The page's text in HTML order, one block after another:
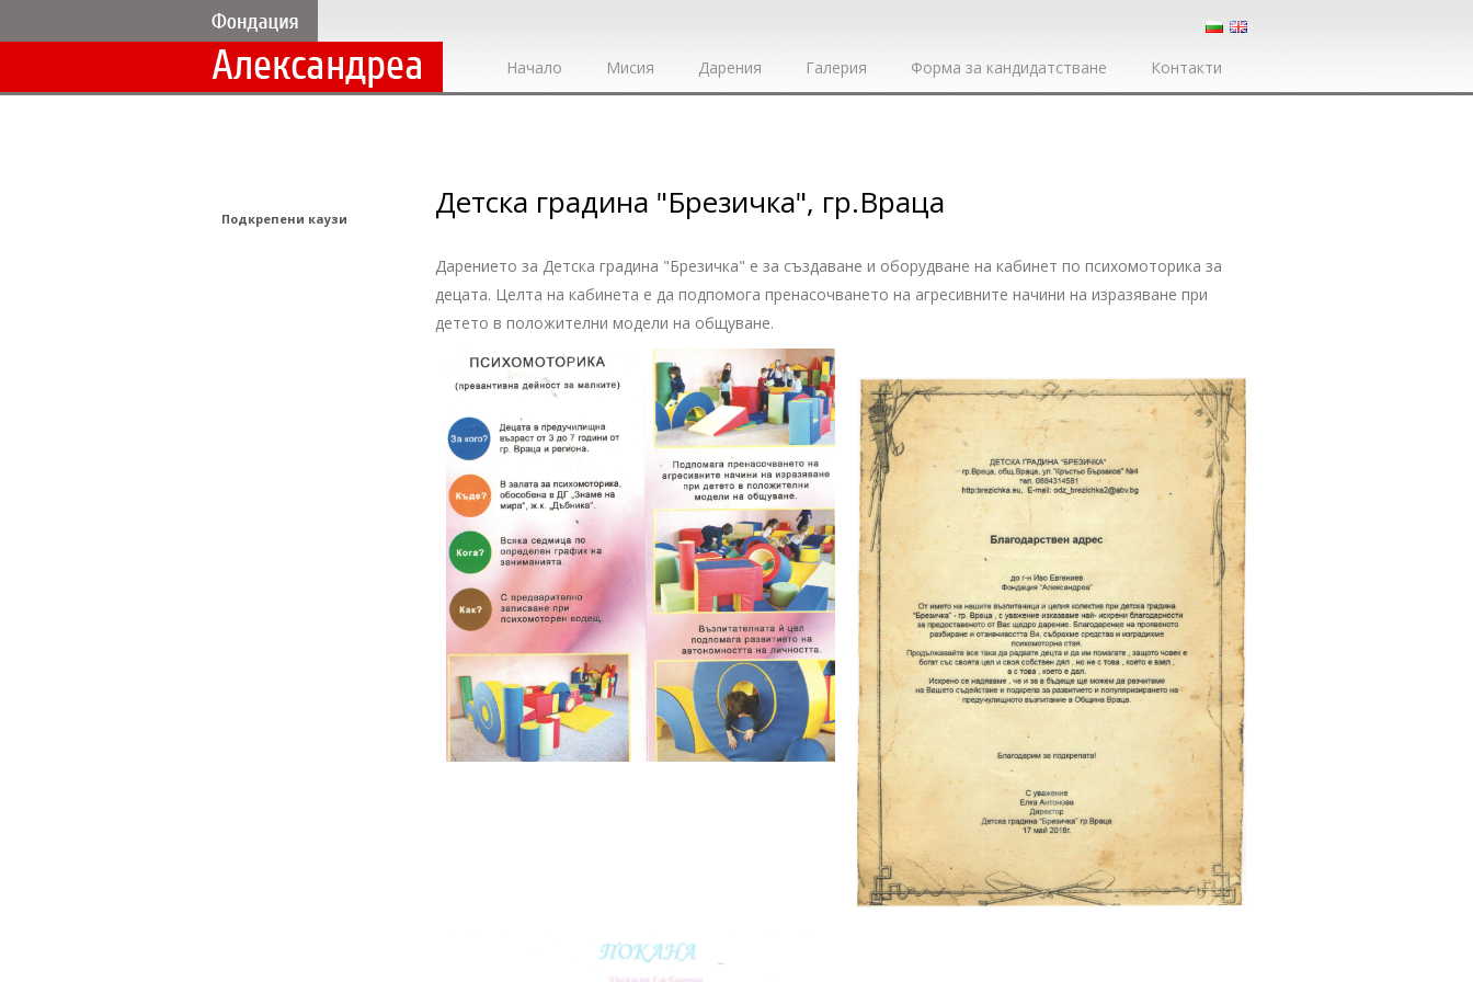
Начало Мисия Дарения Галерия Форма за кандидатстване Контакти
Подкрепени каузи Детска градина "Брезичка", гр.Враца
Дарението за Детска градина "Брезичка" е за създаване и оборудване на кабинет по психомоторика за
децата. Целта на кабинета е да подпомога пренасочването на агресивните начини на изразяване при
детето в положителни модели на общуване.